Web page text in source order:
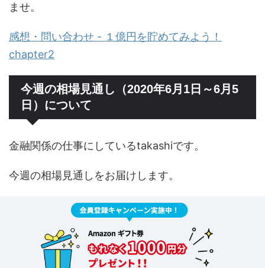
ませ。
感想・問い合わせ - １億円を貯めてみよう！
chapter2
今週の相場見通し（2020年6月1日～6月5
日）について
金融関係の仕事にしているtakashiです。
今週の相場見通しをお届けします。